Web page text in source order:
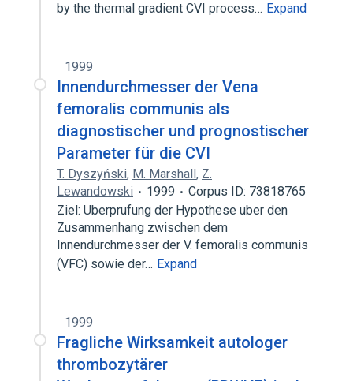
by the thermal gradient CVI process… Expand
1999
Innendurchmesser der Vena
femoralis communis als
diagnostischer und prognostischer
Parameter für die CVI
T. Dyszyński, M. Marshall, Z.
Lewandowski
1999
Corpus ID: 73818765
Ziel: Uberprufung der Hypothese uber den
Zusammenhang zwischen dem
Innendurchmesser der V. femoralis communis
(VFC) sowie der… Expand
1999
Fragliche Wirksamkeit autologer
thrombozytärer